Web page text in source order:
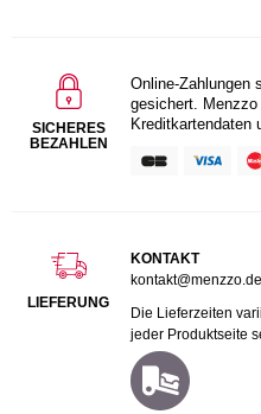
SICHERES
BEZAHLEN
Online-Zahlungen
gesichert.
Kreditkartendaten
LIEFERUNG
KONTAKT
kontakt@menzzo.de
Die Lieferzeiten
jeder Produktseite